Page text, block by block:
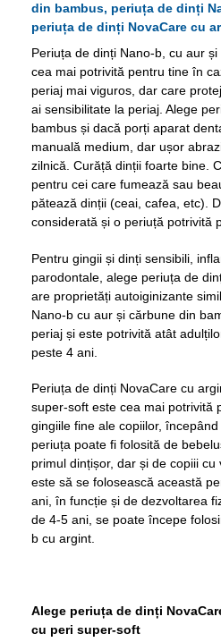
din bambus, periuța de dinți
periuța de dinți NovaCare cu
Periuța de dinți Nano-b, cu aur
cea mai potrivită pentru tine în
periaj mai viguros, dar care
ai sensibilitate la periaj. Alege
bambus și dacă porți aparat
manuală medium, dar ușor
zilnică. Curăță dinții foarte bine.
pentru cei care fumează sau
pătează dinții (ceai, cafea, etc).
considerată și o periuță potrivită
Pentru gingii și dinți sensibili,
parodontale, alege periuța de
are proprietăți autoiginizante
Nano-b cu aur și cărbune din
periaj și este potrivită atât
peste 4 ani.
Periuța de dinți NovaCare cu
super-soft este cea mai potrivită
gingiile fine ale copiilor,
periuța poate fi folosită de
primul dințișor, dar și de copiii
este să se folosească această
ani, în funcție și de dezvoltarea
de 4-5 ani, se poate începe
b cu argint.
Alege periuța de dinți
cu peri super-soft